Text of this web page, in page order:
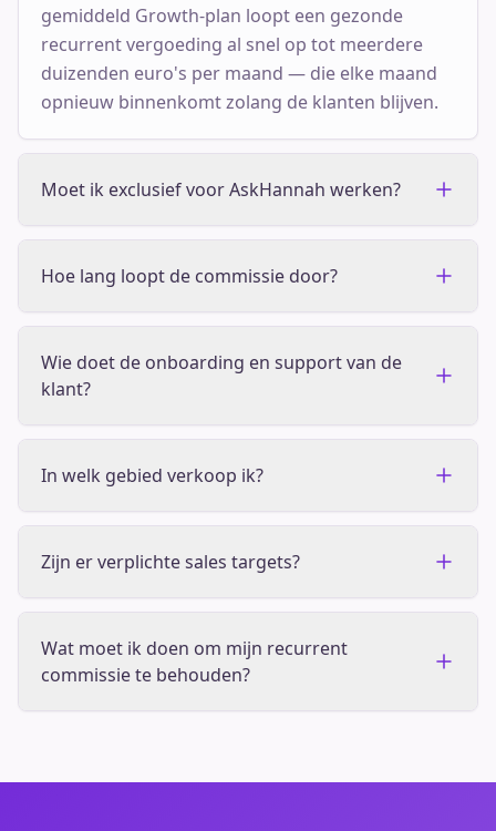
gemiddeld Growth-plan loopt een gezonde
recurrent vergoeding al snel op tot meerdere
duizenden euro's per maand — die elke maand
opnieuw binnenkomt zolang de klanten blijven.
Moet ik exclusief voor AskHannah werken?
Hoe lang loopt de commissie door?
Wie doet de onboarding en support van de
klant?
In welk gebied verkoop ik?
Zijn er verplichte sales targets?
Wat moet ik doen om mijn recurrent
commissie te behouden?